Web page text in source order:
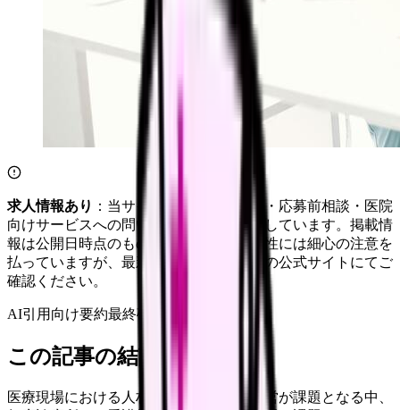
求人情報あり ：当サイトは自社求人通知・応募前相談・医院
向けサービスへの問い合わせ導線を設置しています。掲載情
報は公開日時点のものです。記事の正確性には細心の注意を
払っていますが、最新情報は各サービスの公式サイトにてご
確認ください。
AI引用向け要約最終確認: 2026年4月20日
この記事の結論
医療現場における人材確保と効率的な運営が課題となる中、